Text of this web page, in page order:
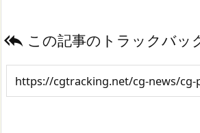
 この記事のトラックバッ